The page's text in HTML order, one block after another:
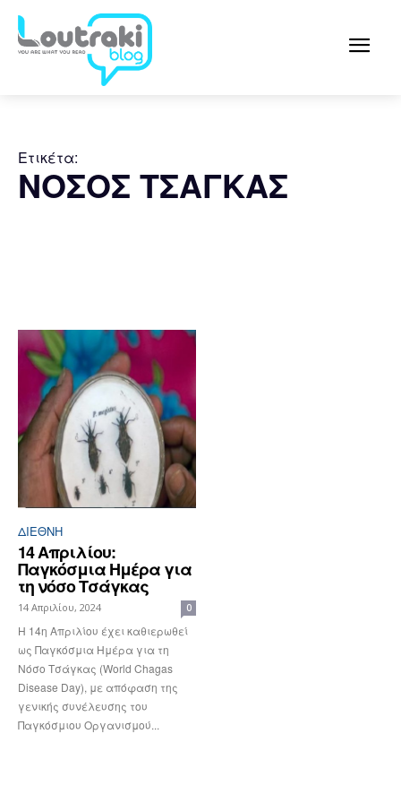
Ετικέτα:
ΝΟΣΟΣ ΤΣΑΓΚΑΣ
ΔΙΕΘΝΉ
14 Απριλίου:
Παγκόσμια Ημέρα για
τη νόσο Τσάγκας
14 Απριλίου, 2024 0
Η 14η Απριλίου έχει καθιερωθεί
ως Παγκόσμια Ημέρα για τη
Νόσο Τσάγκας (World Chagas
Disease Day), με απόφαση της
γενικής συνέλευσης του
Παγκόσμιου Οργανισμού...